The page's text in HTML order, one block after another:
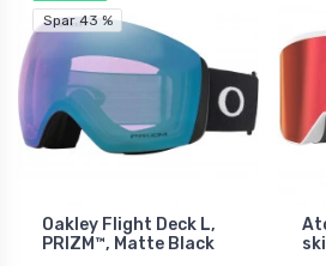
Spar 43 %
Oakley Flight Deck L,
PRIZM™, Matte Black